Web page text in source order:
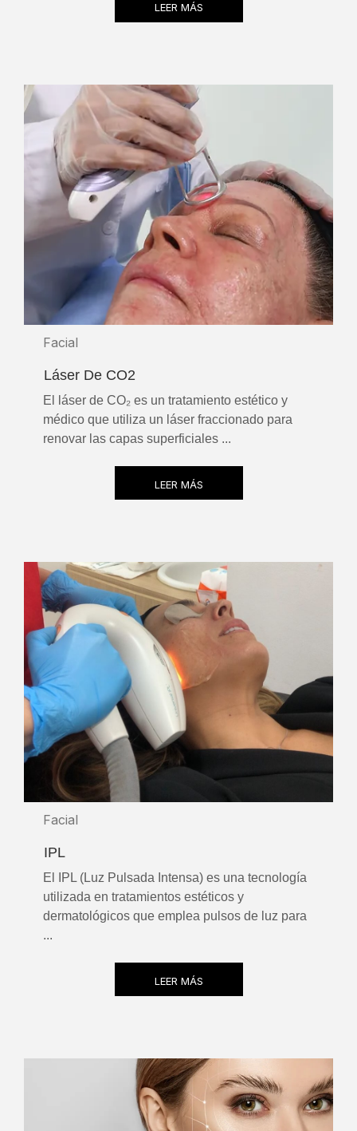
LEER MÁS
Facial
Láser De CO2
El láser de CO₂ es un tratamiento estético y
médico que utiliza un láser fraccionado para
renovar las capas superficiales ...
LEER MÁS
Facial
IPL
El IPL (Luz Pulsada Intensa) es una tecnología
utilizada en tratamientos estéticos y
dermatológicos que emplea pulsos de luz para
...
LEER MÁS